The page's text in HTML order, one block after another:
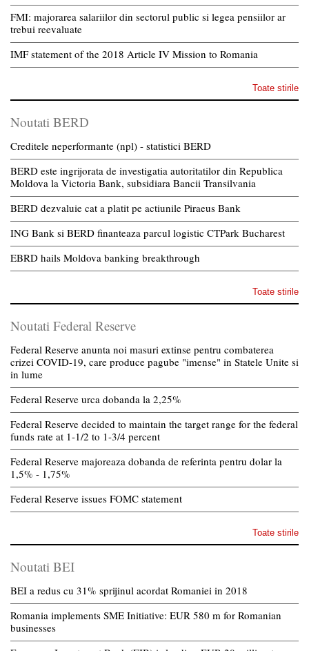
FMI: majorarea salariilor din sectorul public si legea pensiilor ar
trebui reevaluate
IMF statement of the 2018 Article IV Mission to Romania
Toate stirile
Noutati BERD
Creditele neperformante (npl) - statistici BERD
BERD este ingrijorata de investigatia autoritatilor din Republica
Moldova la Victoria Bank, subsidiara Bancii Transilvania
BERD dezvaluie cat a platit pe actiunile Piraeus Bank
ING Bank si BERD finanteaza parcul logistic CTPark Bucharest
EBRD hails Moldova banking breakthrough
Toate stirile
Noutati Federal Reserve
Federal Reserve anunta noi masuri extinse pentru combaterea
crizei COVID-19, care produce pagube "imense" in Statele Unite si
in lume
Federal Reserve urca dobanda la 2,25%
Federal Reserve decided to maintain the target range for the federal
funds rate at 1-1/2 to 1-3/4 percent
Federal Reserve majoreaza dobanda de referinta pentru dolar la
1,5% - 1,75%
Federal Reserve issues FOMC statement
Toate stirile
Noutati BEI
BEI a redus cu 31% sprijinul acordat Romaniei in 2018
Romania implements SME Initiative: EUR 580 m for Romanian
businesses